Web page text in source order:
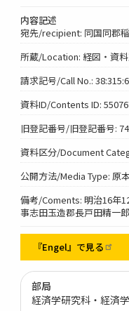
内容記述
宛先/recipient: 同国同郡
所蔵/Location: 経図・資
請求記号/Call No.:
資料ID/Contents ID:
旧登記番号/旧登記番号:
資料区分/Document
公開方法/Media Type: 原
備考/Coments: 明治16年
事志田玉造郡長戸田精一
『Engel』で見る
部局
経済学研究科・経済